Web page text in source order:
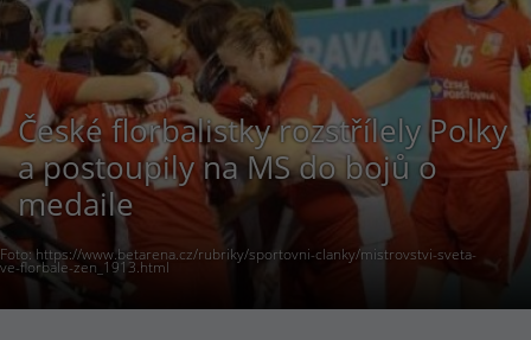
Foto: https://www.betarena.cz/rubriky/sportovni-clanky/mistrovstvi-sveta-
ve-florbale-zen_1913.html
České florbalistky rozstřílely Polky
a postoupily na MS do bojů o
medaile